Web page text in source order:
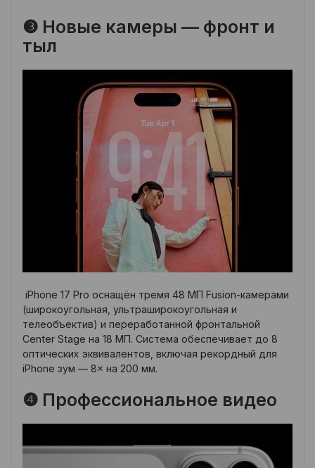
❸ Новые камеры — фронт и
тыл
iPhone 17 Pro оснащён тремя 48 МП Fusion-камерами
(широкоугольная, ультраширокоугольная и
телеобъектив) и переработанной фронтальной
Center Stage на 18 МП. Система обеспечивает до 8
оптических эквивалентов, включая рекордный для
iPhone зум — 8× на 200 мм.
❹ Профессиональное видео